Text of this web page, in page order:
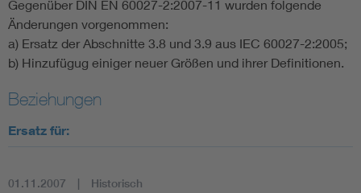
Cybersecurity in der Industrieautomatisierung
DIN VDE 0100 für sichere Elektroinstallationen
Elektrofachkraft (EFK)
Gegenüber DIN EN 60027-2:2007-11 wurden folgende
Änderungen vorgenommen:
a) Ersatz der Abschnitte 3.8 und 3.9 aus IEC 60027-2:2005;
b) Hinzufügug einiger neuer Größen und ihrer Definitionen.
Beziehungen
Ersatz für:
01.11.2007 Historisch